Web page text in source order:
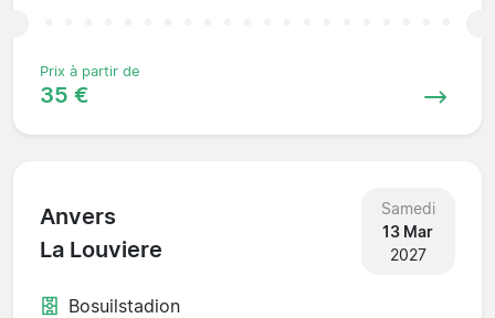
Prix à partir de
35 €
Anvers
La Louviere
Samedi
13 Mar
2027
Bosuilstadion